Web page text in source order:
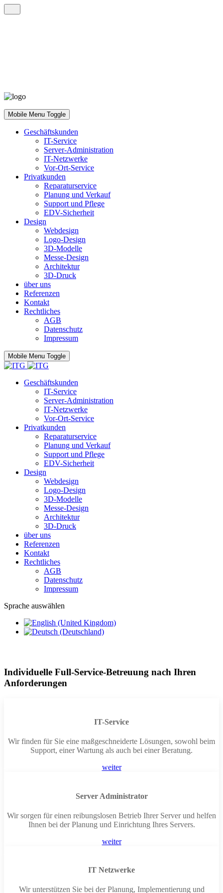
Mobile Menu Toggle
Geschäftskunden
IT-Service
Server-Administration
IT-Netzwerke
Vor-Ort-Service
Privatkunden
Reparaturservice
Planung und Verkauf
Support und Pflege
EDV-Sicherheit
Design
Webdesign
Logo-Design
3D-Modelle
Messe-Design
Architektur
3D-Druck
über uns
Referenzen
Kontakt
Rechtliches
AGB
Datenschutz
Impressum
Mobile Menu Toggle
Geschäftskunden
IT-Service
Server-Administration
IT-Netzwerke
Vor-Ort-Service
Privatkunden
Reparaturservice
Planung und Verkauf
Support und Pflege
EDV-Sicherheit
Design
Webdesign
Logo-Design
3D-Modelle
Messe-Design
Architektur
3D-Druck
über uns
Referenzen
Kontakt
Rechtliches
AGB
Datenschutz
Impressum
Sprache auswählen
Individuelle Full-Service-Betreuung nach Ihren
Anforderungen
IT-Service
Wir finden für Sie eine maßgeschneiderte Lösungen, sowohl beim
Support, einer Wartung als auch bei einer Beratung.
weiter
Server Administrator
Wir sorgen für einen reibungslosen Betrieb Ihrer Server und helfen
Ihnen bei der Planung und Einrichtung Ihres Servers.
weiter
IT Netzwerke
Wir unterstützen Sie bei der Planung, Implementierung und